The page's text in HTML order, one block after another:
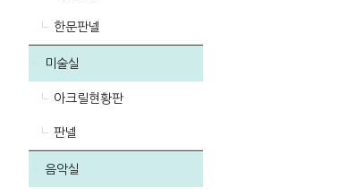
한문판넬
미술실
아크릴현황판
판넬
음악실